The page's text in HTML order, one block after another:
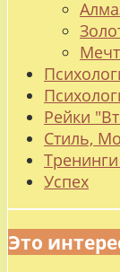
Рейки
Стиль,
Успех
Это